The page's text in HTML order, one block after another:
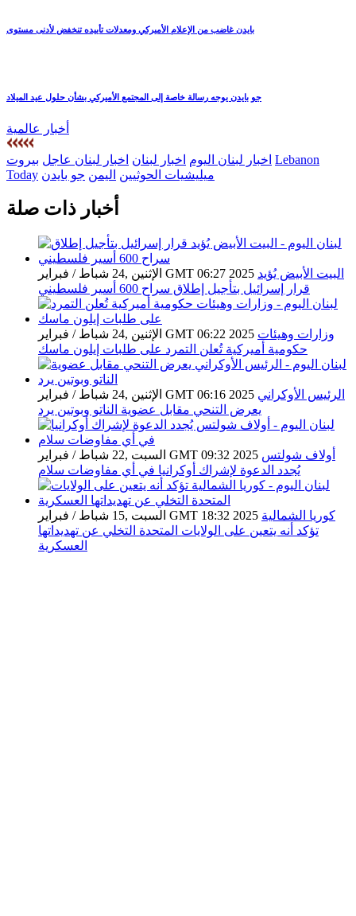
بايدن غاضب من الإعلام الأميركي ومعدلات تأييده تنخفض لأدنى مستوى
جو بايدن يوجه رسالة خاصة إلى المجتمع الأميركي بشأن حلول عيد الميلاد
أخبار عالمية
اخبار لبنان اليوم اخبار لبنان اخبار لبنان عاجل بيروت
Lebanon
Today
ميليشيات الحوثيين اليمن جو بايدن
أخبار ذات صلة
الإثنين ,24 شباط / فبراير GMT 06:27 2025 البيت الأبيض يُؤيد
قرار إسرائيل بتأجيل إطلاق سراح 600 أسير فلسطيني
الإثنين ,24 شباط / فبراير GMT 06:22 2025 وزارات وهيئات
حكومية أميركية تُعلن التمرد على طلبات إيلون ماسك
الإثنين ,24 شباط / فبراير GMT 06:16 2025 الرئيس الأوكراني
يعرض التنحي مقابل عضوية الناتو وبوتين يرد
السبت ,22 شباط / فبراير GMT 09:32 2025 أولاف شولتس
يُجدد الدعوة لإشراك أوكرانيا في أي مفاوضات سلام
السبت ,15 شباط / فبراير GMT 18:32 2025 كوريا الشمالية
تؤكد أنه يتعين على الولايات المتحدة التخلي عن تهديداتها
العسكرية